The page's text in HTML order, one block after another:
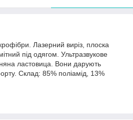
Лазерний виріз, плоска
під одягом. Ультразвукове
ластовица. Вони дарують
Склад: 85% поліамід, 13%